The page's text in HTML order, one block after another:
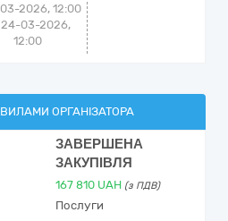
2026, 12:00
24-03-2026,
12:00
ОРГАНІЗАТОРА
ЗАВЕРШЕНА
ЗАКУПІВЛЯ
167 810 UAH (з ПДВ)
Послуги